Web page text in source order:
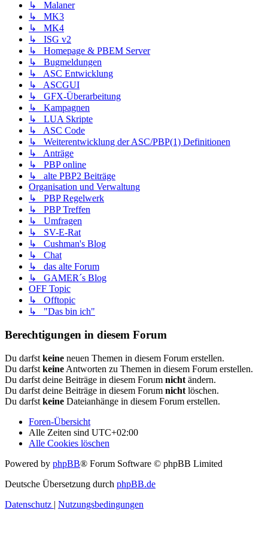
↳ Malaner
↳ MK3
↳ MK4
↳ ISG v2
↳ Homepage & PBEM Server
↳ Bugmeldungen
↳ ASC Entwicklung
↳ ASCGUI
↳ GFX-Überarbeitung
↳ Kampagnen
↳ LUA Skripte
↳ ASC Code
↳ Weiterentwicklung der ASC/PBP(1) Definitionen
↳ Anträge
↳ PBP online
↳ alte PBP2 Beiträge
Organisation und Verwaltung
↳ PBP Regelwerk
↳ PBP Treffen
↳ Umfragen
↳ SV-E-Rat
↳ Cushman's Blog
↳ Chat
↳ das alte Forum
↳ GAMER´s Blog
OFF Topic
↳ Offtopic
↳ "Das bin ich"
Berechtigungen in diesem Forum
Du darfst keine neuen Themen in diesem Forum erstellen.
Du darfst keine Antworten zu Themen in diesem Forum erstellen.
Du darfst deine Beiträge in diesem Forum nicht ändern.
Du darfst deine Beiträge in diesem Forum nicht löschen.
Du darfst keine Dateianhänge in diesem Forum erstellen.
Foren-Übersicht
Alle Zeiten sind UTC+02:00
Alle Cookies löschen
Powered by phpBB® Forum Software © phpBB Limited
Deutsche Übersetzung durch phpBB.de
Datenschutz | Nutzungsbedingungen